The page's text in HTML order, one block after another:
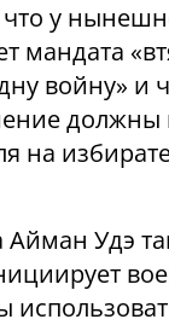
что у
мандата
войну» и
должны
на
Айман Удэ